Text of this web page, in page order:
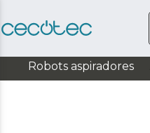
Robots aspiradores